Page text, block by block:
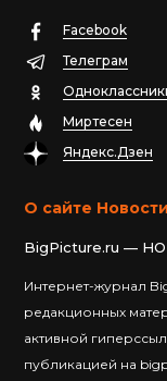
Facebook
Телеграм
Миртесен
Яндекс.Дзен
О сайте
BigPicture.ru —
Интернет-журнал
редакционных
активной
публикацией на